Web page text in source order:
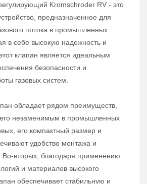
Kromschroder RV - это
предназначенное для
потока в промышленных
в себе высокую надежность и
клапан является идеальным
безопасности и
газовых систем.
обладает рядом преимуществ,
незаменимым в промышленных
его компактный размер и
удобство монтажа и
вторых, благодаря применению
и материалов высокого
обеспечивает стабильную и